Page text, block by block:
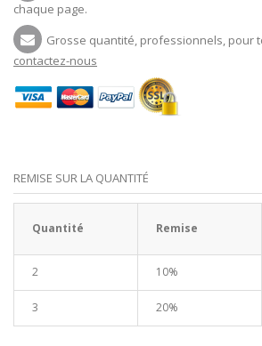
chaque page.
Grosse quantité, professionnels, pour
contactez-nous
REMISE SUR LA QUANTITÉ
Quantité Remise
2 10%
3 20%